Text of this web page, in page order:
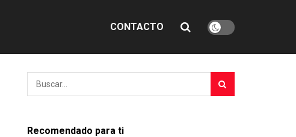
CONTACTO
Recomendado para ti